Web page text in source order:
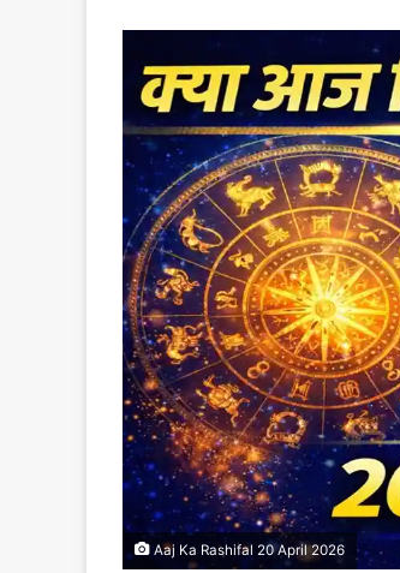
Aaj Ka Rashifal 20 April 2026